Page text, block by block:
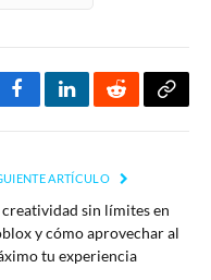
FacebookLinkedInReddit
ARTÍCULO
creatividad sin límites en
y cómo aprovechar al
tu experiencia